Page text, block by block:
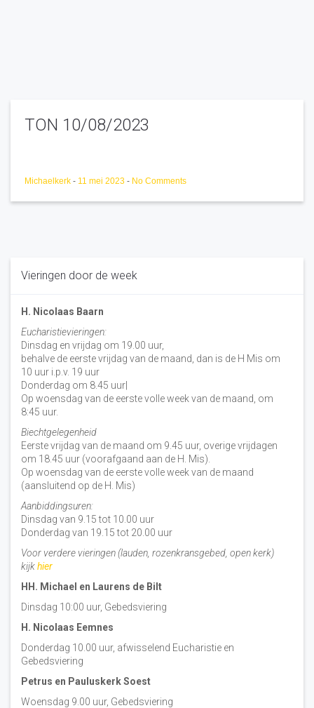
TON 10/08/2023
Michaelkerk - 11 mei 2023 - No Comments
Vieringen door de week
H. Nicolaas Baarn
Eucharistievieringen:
Dinsdag en vrijdag om 19.00 uur,
behalve de eerste vrijdag van de maand, dan is de H Mis om
10 uur i.p.v. 19 uur
Donderdag om 8.45 uur|
Op woensdag van de eerste volle week van de maand, om
8:45 uur.
Biechtgelegenheid
Eerste vrijdag van de maand om 9.45 uur, overige vrijdagen
om 18.45 uur (voorafgaand aan de H. Mis).
Op woensdag van de eerste volle week van de maand
(aansluitend op de H. Mis)
Aanbiddingsuren:
Dinsdag van 9.15 tot 10.00 uur
Donderdag van 19.15 tot 20.00 uur
Voor verdere vieringen (lauden, rozenkransgebed, open kerk)
kijkhier
HH. Michael en Laurens de Bilt
Dinsdag 10:00 uur, Gebedsviering
H. Nicolaas Eemnes
Donderdag 10.00 uur, afwisselend Eucharistie en
Gebedsviering
Petrus en Pauluskerk Soest
Woensdag 9.00 uur, Gebedsviering